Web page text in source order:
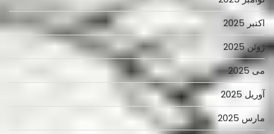
اکتبر 2025
ژوئن 2025
می 2025
آوریل 2025
مارس 2025